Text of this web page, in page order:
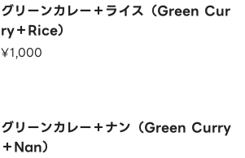
グリーンカレー＋ライス（Green Cur
ry＋Rice）
¥1,000
グリーンカレー＋ナン（Green Curry
＋Nan）